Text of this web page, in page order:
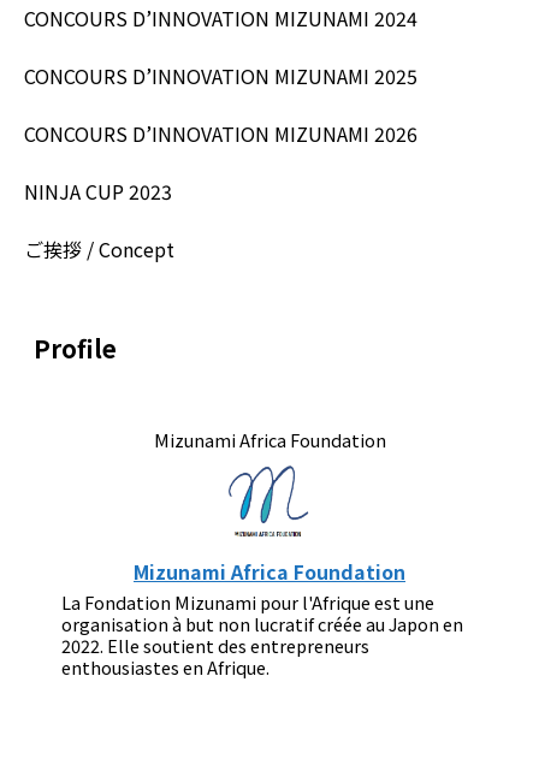
CONCOURS D’INNOVATION MIZUNAMI 2024
CONCOURS D’INNOVATION MIZUNAMI 2025
CONCOURS D’INNOVATION MIZUNAMI 2026
NINJA CUP 2023
ご挨拶 / Concept
Profile
Mizunami Africa Foundation
Mizunami Africa Foundation
La Fondation Mizunami pour l'Afrique est une
organisation à but non lucratif créée au Japon en
2022. Elle soutient des entrepreneurs
enthousiastes en Afrique.